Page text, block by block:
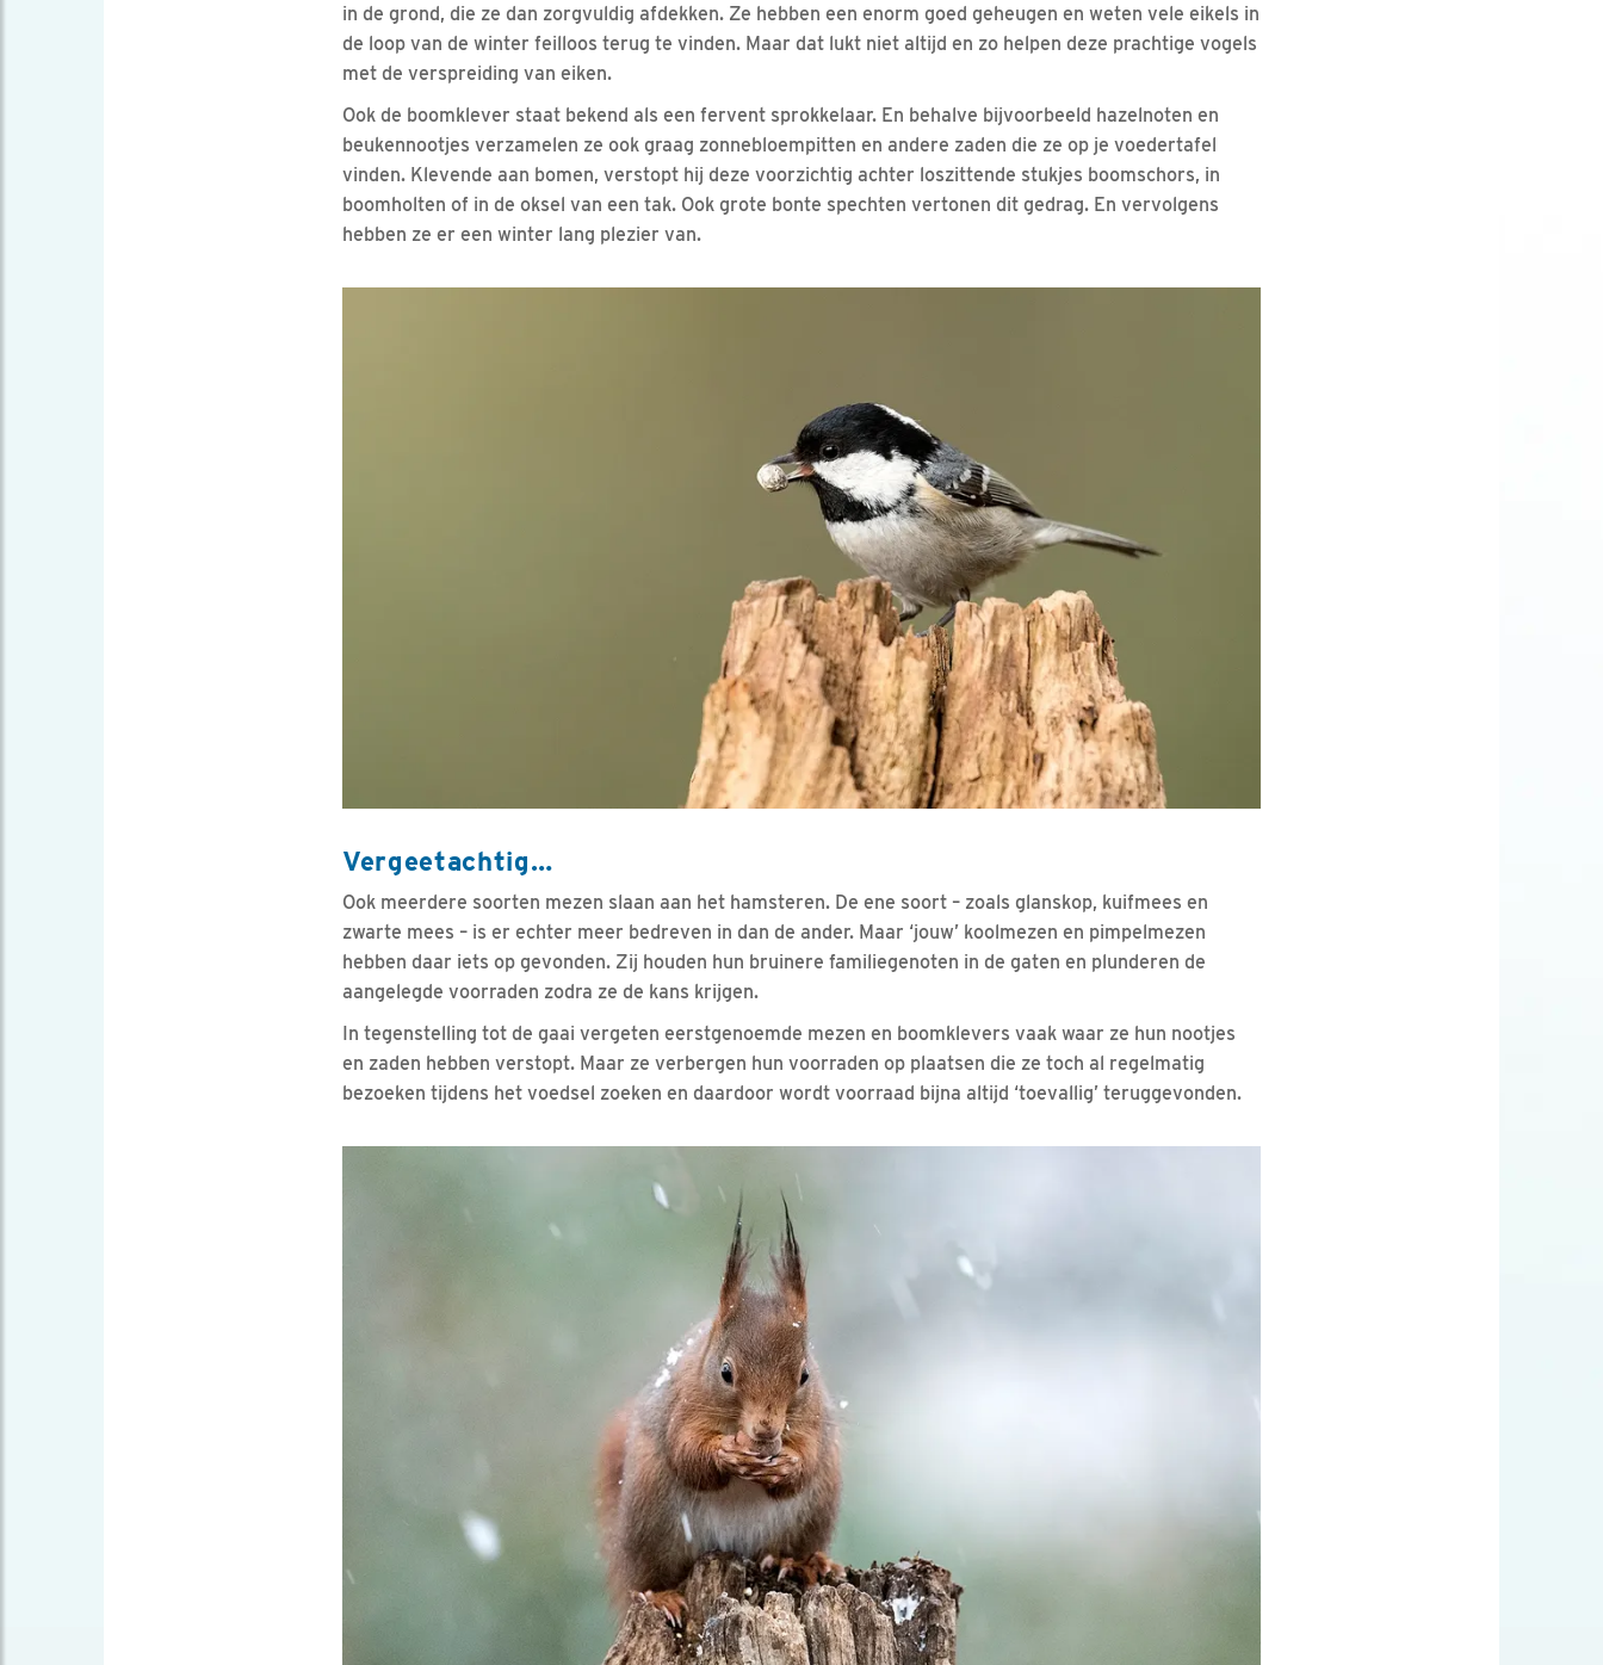
in de grond, die ze dan zorgvuldig afdekken. Ze hebben een enorm goed geheugen en weten vele eikels in
de loop van de winter feilloos terug te vinden. Maar dat lukt niet altijd en zo helpen deze prachtige vogels
met de verspreiding van eiken.
Ook de boomklever staat bekend als een fervent sprokkelaar. En behalve bijvoorbeeld hazelnoten en
beukennootjes verzamelen ze ook graag zonnebloempitten en andere zaden die ze op je voedertafel
vinden. Klevende aan bomen, verstopt hij deze voorzichtig achter loszittende stukjes boomschors, in
boomholten of in de oksel van een tak. Ook grote bonte spechten vertonen dit gedrag. En vervolgens
hebben ze er een winter lang plezier van.
Vergeetachtig…
Ook meerdere soorten mezen slaan aan het hamsteren. De ene soort – zoals glanskop, kuifmees en
zwarte mees – is er echter meer bedreven in dan de ander. Maar ‘jouw’ koolmezen en pimpelmezen
hebben daar iets op gevonden. Zij houden hun bruinere familiegenoten in de gaten en plunderen de
aangelegde voorraden zodra ze de kans krijgen.
In tegenstelling tot de gaai vergeten eerstgenoemde mezen en boomklevers vaak waar ze hun nootjes
en zaden hebben verstopt. Maar ze verbergen hun voorraden op plaatsen die ze toch al regelmatig
bezoeken tijdens het voedsel zoeken en daardoor wordt voorraad bijna altijd ‘toevallig’ teruggevonden.